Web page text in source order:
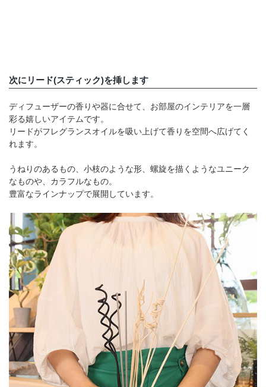
次にリード(スティック)を挿します
ディフューザーの香りや器に合せて、お部屋のインテリアを一層
彩る嬉しいアイテムです。
リードがフレグランスオイルを吸い上げて香りを空間へ広げてく
れます。
うねりのあるもの、小枝のような形、螺旋を描くようなユニーク
なものや、カラフルなもの。
豊富なラインナップで展開しています。